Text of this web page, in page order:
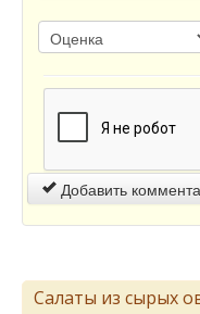
Добавить
Салаты из сырых